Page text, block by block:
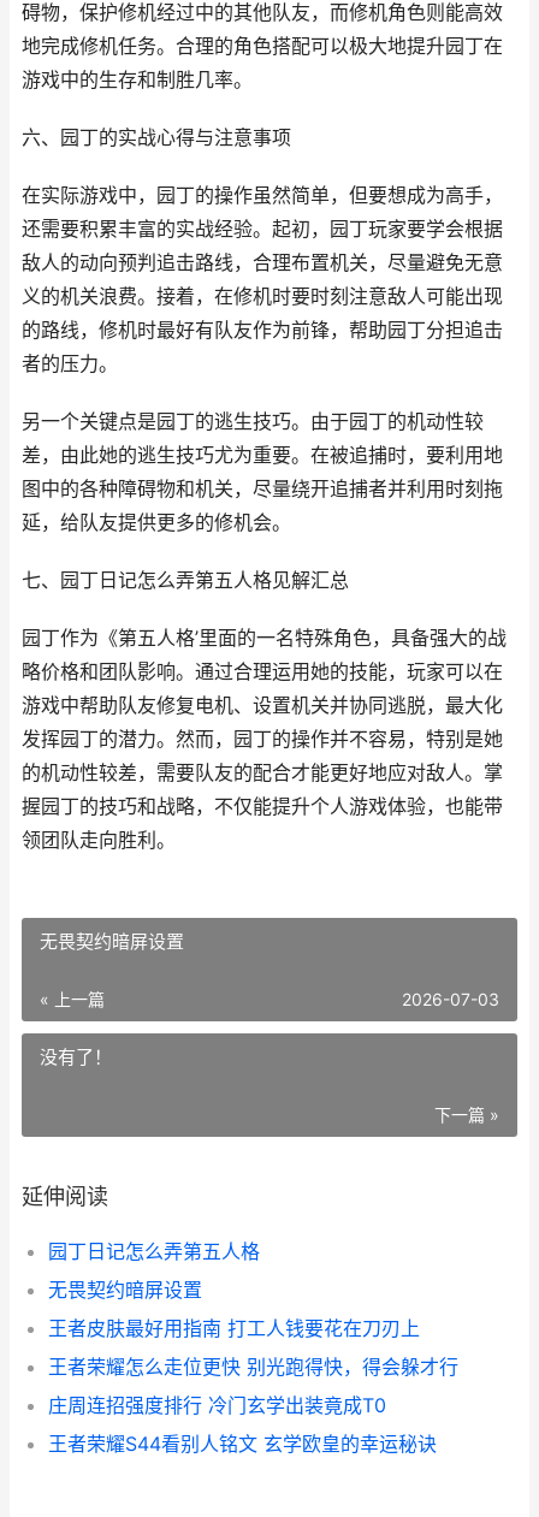
碍物，保护修机经过中的其他队友，而修机角色则能高效
地完成修机任务。合理的角色搭配可以极大地提升园丁在
游戏中的生存和制胜几率。
六、园丁的实战心得与注意事项
在实际游戏中，园丁的操作虽然简单，但要想成为高手，
还需要积累丰富的实战经验。起初，园丁玩家要学会根据
敌人的动向预判追击路线，合理布置机关，尽量避免无意
义的机关浪费。接着，在修机时要时刻注意敌人可能出现
的路线，修机时最好有队友作为前锋，帮助园丁分担追击
者的压力。
另一个关键点是园丁的逃生技巧。由于园丁的机动性较
差，由此她的逃生技巧尤为重要。在被追捕时，要利用地
图中的各种障碍物和机关，尽量绕开追捕者并利用时刻拖
延，给队友提供更多的修机会。
七、园丁日记怎么弄第五人格见解汇总
园丁作为《第五人格’里面的一名特殊角色，具备强大的战
略价格和团队影响。通过合理运用她的技能，玩家可以在
游戏中帮助队友修复电机、设置机关并协同逃脱，最大化
发挥园丁的潜力。然而，园丁的操作并不容易，特别是她
的机动性较差，需要队友的配合才能更好地应对敌人。掌
握园丁的技巧和战略，不仅能提升个人游戏体验，也能带
领团队走向胜利。
无畏契约暗屏设置
« 上一篇 2026-07-03
没有了！
下一篇 »
延伸阅读
园丁日记怎么弄第五人格
无畏契约暗屏设置
王者皮肤最好用指南 打工人钱要花在刀刃上
王者荣耀怎么走位更快 别光跑得快，得会躲才行
庄周连招强度排行 冷门玄学出装竟成T0
王者荣耀S44看别人铭文 玄学欧皇的幸运秘诀